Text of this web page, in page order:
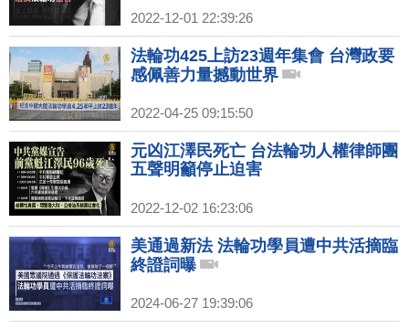
2022-12-01 22:39:26
法輪功425上訪23週年集會 台灣政要
感佩善力量撼動世界
2022-04-25 09:15:50
元凶江澤民死亡 台法輪功人權律師團
五聲明籲停止迫害
2022-12-02 16:23:06
美通過新法 法輪功學員遭中共活摘臨
終證詞曝
2024-06-27 19:39:06